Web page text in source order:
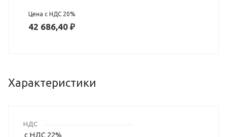
Цена с НДС 20%
42 686,40 ₽
Характеристики
НДС
с НДС 22%